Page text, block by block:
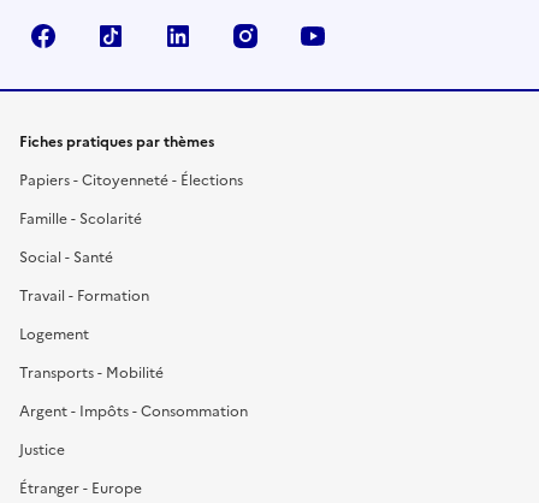
FacebookTikTok LinkedIn Instagram
Fiches pratiques par thèmes
Papiers - Citoyenneté - Élections
Famille - Scolarité
Social - Santé
Travail - Formation
Logement
Transports - Mobilité
Argent - Impôts - Consommation
Justice
Étranger - Europe